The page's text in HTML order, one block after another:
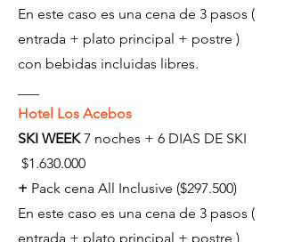
En este caso es una cena de 3 pasos (
entrada + plato principal + postre )
con bebidas incluidas libres.
Hotel Los Acebos
SKI WEEK7 noches + 6 DIAS DE SKI
$1.630.000
+ Pack cena All Inclusive ($297.500)
En este caso es una cena de 3 pasos (
entrada + plato principal + postre )